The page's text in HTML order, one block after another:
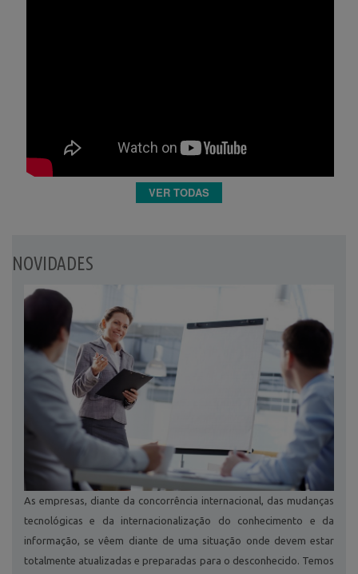
VER TODAS
NOVIDADES
As empresas, diante da concorrência internacional, das mudanças
tecnológicas e da internacionalização do conhecimento e da
informação, se vêem diante de uma situação onde devem estar
totalmente atualizadas e preparadas para o desconhecido. Temos